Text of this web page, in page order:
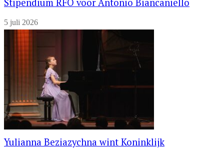
Stipendium RFO voor Antonio Biancaniello
5 juli 2026
Yulianna Beziazychna wint Koninklijk